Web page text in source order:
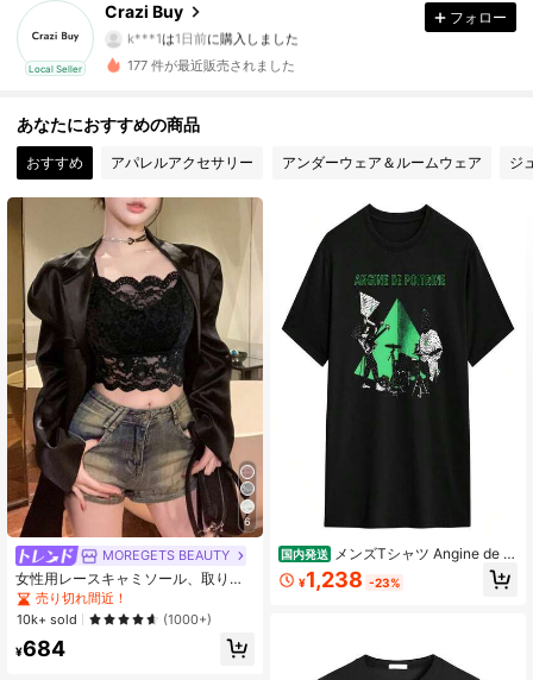
Local Seller
Crazi Buy
4.77
5 フォロワー
k***1は1日前に購入しました
4.77 5 フォロワー
4.77 5 フォロワー
フォロー
177 件が最近販売されました
あなたにおすすめの商品
おすすめ アパレルアクセサリー アンダーウェア＆ルームウェア ジ
6
MOREGETS BEAUTY
女性用レースキャミソール、取り外
し可能なパッド付き、かわいい&セク
シーな無地インナー、新学期、冬、
クリスマス、春節、カジュアルブラ
ックサマーに適しています、シック&
エレガント
売り切れ間近！
10k+ sold
(1000+)
¥684
国内発送 メンズTシャツ Angine de P
oitrine ヴィンテージコットンTシャ
ツ 半袖Tシャツ ラウンドカラー服 プ
¥1,238 -23%